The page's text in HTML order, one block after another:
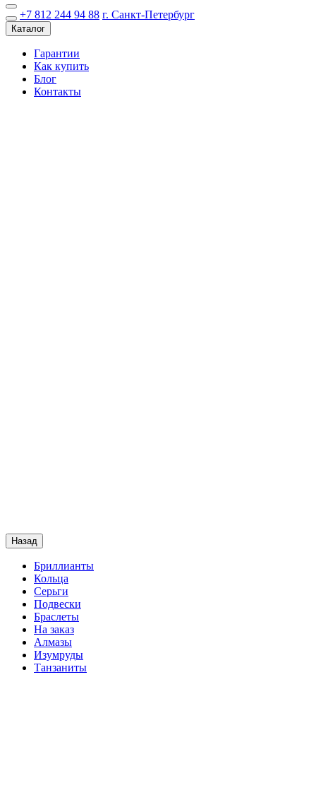
+7 812 244 94 88 г. Санкт-Петербург
Каталог
Гарантии
Как купить
Блог
Контакты
Назад
Бриллианты
Кольца
Серьги
Подвески
Браслеты
На заказ
Алмазы
Изумруды
Танзаниты